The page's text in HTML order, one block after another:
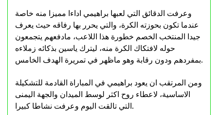
وعرفت الدقائق التي لعبها براهيمي اداءا مميزا منه خاصة
عندما تكون بحوزته الكرة، والتي يحرر بها رفاقه حيث يعرف
جيدا المنتخب الخصم خطورة هذا اللاعب، مادفعهم يتجمعون
حوله لافتكاك الكرة منه، ليترك ياسين بذكائه زملاءه
بمفردهم ودون رقابة وهو ماظهر في تمريرة الهدف الخامس.
ومن المرتقب ان يعود براهيمي في المباراة القادمة للتشكيلة
الاساسية، لاعطاء روح اكثر لوسط الميدان والجهة اليمنى
التي تالقت اليوم وعرفت نشاطا كبيرا.